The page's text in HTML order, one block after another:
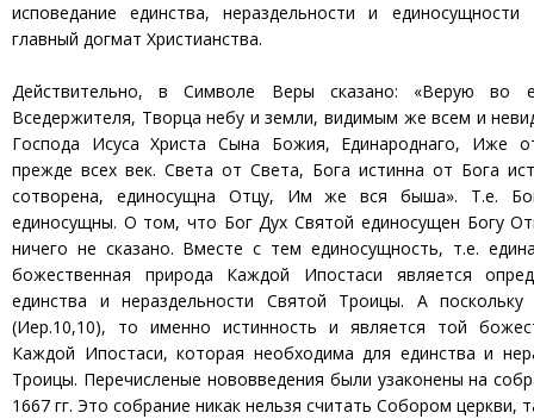
исповедание единства, нераздельности и
главный догмат Христианства.
Действительно, в Символе Веры сказано: «Верую во
Вседержителя, Творца небу и земли, видимым же всем и
Господа Исуса Христа Сына Божия, Единароднаго, Иже
прежде всех век. Света от Света, Бога истинна от Бога
сотворена, единосущна Отцу, Им же вся быша». Т.е.
единосущны. О том, что Бог Дух Святой единосущен Богу
ничего не сказано. Вместе с тем единосущность, т.е.
божественная природа Каждой Ипостаси является
единства и нераздельности Святой Троицы. А
(Иер.10,10), то именно истинность и является той
Каждой Ипостаси, которая необходима для единства и
Троицы. Перечисленые нововведения были узаконены на
1667 гг. Это собрание никак нельзя считать Собором церкви,